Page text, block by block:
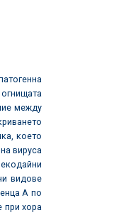
между
което
вируса
видове
А по
при хора